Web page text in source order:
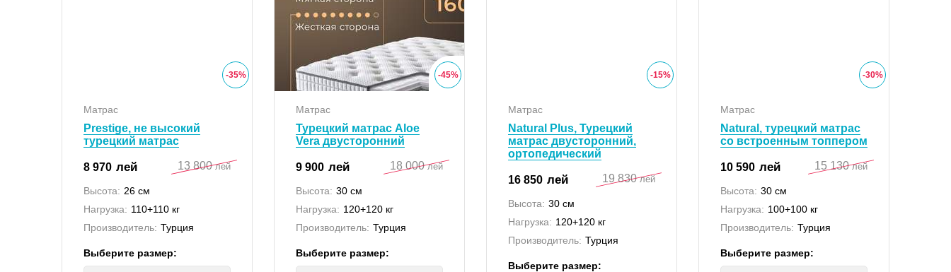
-35%
Матрас
Prestige, не высокий
турецкий матрас
8 970 лей 13 800 лей
Высота: 26 см
Нагрузка: 110+110 кг
Производитель: Турция
Выберите размер:
-45%
Матрас
Турецкий матрас Aloe
Vera двусторонний
9 900 лей 18 000 лей
Высота: 30 см
Нагрузка: 120+120 кг
Производитель: Турция
Выберите размер:
-15%
Матрас
Natural Plus, Турецкий
матрас двусторонний,
ортопедический
16 850 лей 19 830 лей
Высота: 30 см
Нагрузка: 120+120 кг
Производитель: Турция
Выберите размер:
-30%
Матрас
Natural, турецкий матрас
со встроенным топпером
10 590 лей 15 130 лей
Высота: 30 см
Нагрузка: 100+100 кг
Производитель: Турция
Выберите размер: